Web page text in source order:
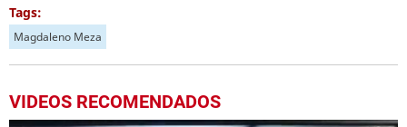
Tags:
Magdaleno Meza
VIDEOS RECOMENDADOS